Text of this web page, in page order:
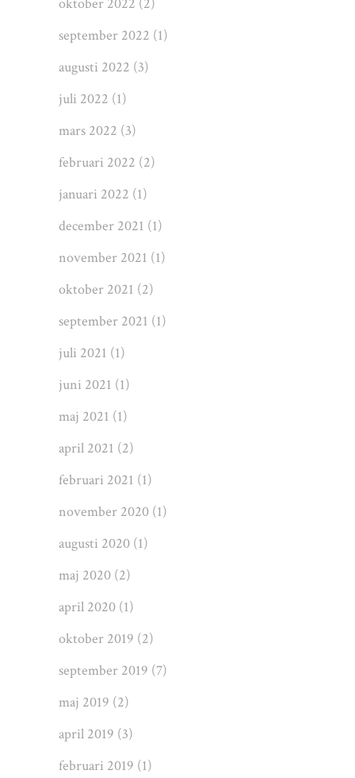
september 2022 (1)
augusti 2022 (3)
juli 2022 (1)
mars 2022 (3)
februari 2022 (2)
januari 2022 (1)
december 2021 (1)
november 2021 (1)
oktober 2021 (2)
september 2021 (1)
juli 2021 (1)
juni 2021 (1)
maj 2021 (1)
april 2021 (2)
februari 2021 (1)
november 2020 (1)
augusti 2020 (1)
maj 2020 (2)
april 2020 (1)
oktober 2019 (2)
september 2019 (7)
maj 2019 (2)
april 2019 (3)
februari 2019 (1)